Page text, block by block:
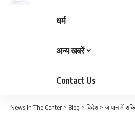
धर्म
अन्य खबरें
Contact Us
News In The Center > Blog >विदेश>जापान में शक्तिशाली भूकंप